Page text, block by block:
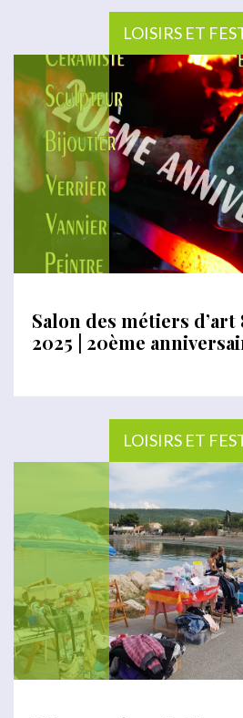
LOISIRS ET
Salon des métiers
2025 | 20ème
LOISIRS ET